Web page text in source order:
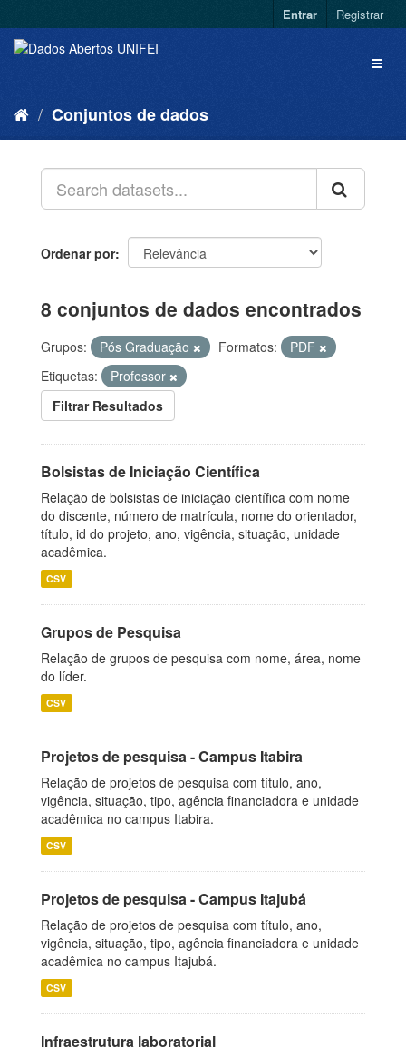
Entrar Registrar
Conjuntos de dados
Ordenar por
8 conjuntos de dados encontrados
Grupos: Pós Graduação Formatos:
PDF
Etiquetas:
Professor
Filtrar Resultados
Bolsistas de Iniciação Científica
Relação de bolsistas de iniciação científica com nome
do discente, número de matrícula, nome do orientador,
título, id do projeto, ano, vigência, situação, unidade
acadêmica.
CSV
Grupos de Pesquisa
Relação de grupos de pesquisa com nome, área, nome
do líder.
CSV
Projetos de pesquisa - Campus Itabira
Relação de projetos de pesquisa com título, ano,
vigência, situação, tipo, agência financiadora e unidade
acadêmica no campus Itabira.
CSV
Projetos de pesquisa - Campus Itajubá
Relação de projetos de pesquisa com título, ano,
vigência, situação, tipo, agência financiadora e unidade
acadêmica no campus Itajubá.
CSV
Infraestrutura laboratorial